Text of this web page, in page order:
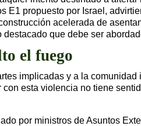
E1 propuesto por Israel,
acelerada de
que debe ser
el fuego
implicadas y a la
esta violencia no tiene
por ministros de Asuntos